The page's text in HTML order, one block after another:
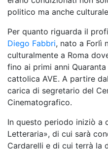
politico ma anche
Per quanto riguarda il
Diego Fabbri, nato a Forlì
culturalmente a Roma
fino ai primi anni
cattolica AVE. A partire
carica di segretario del
Cinematografico.
In questo periodo iniziò a
Letteraria», di cui sarà
Cardarelli e di cui terrà la